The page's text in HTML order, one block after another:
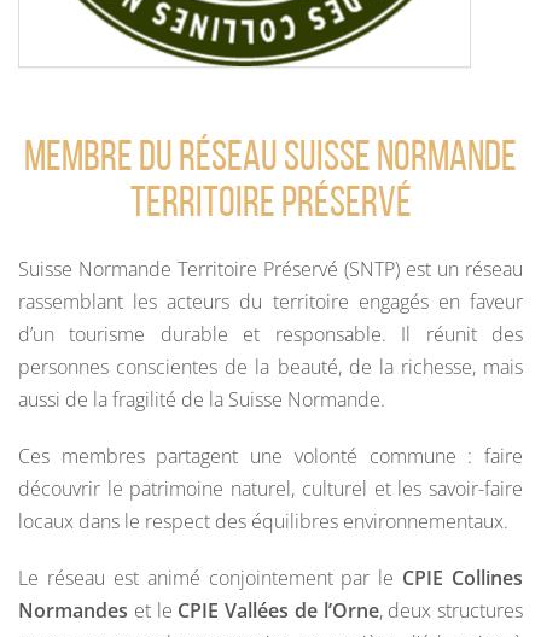
Membre du réseau Suisse Normande
Territoire Préservé
Suisse Normande Territoire Préservé (SNTP) est un réseau
rassemblant les acteurs du territoire engagés en faveur
d’un tourisme durable et responsable. Il réunit des
personnes conscientes de la beauté, de la richesse, mais
aussi de la fragilité de la Suisse Normande.
Ces membres partagent une volonté commune : faire
découvrir le patrimoine naturel, culturel et les savoir-faire
locaux dans le respect des équilibres environnementaux.
Le réseau est animé conjointement par le CPIE Collines
Normandes et le CPIE Vallées de l’Orne, deux structures